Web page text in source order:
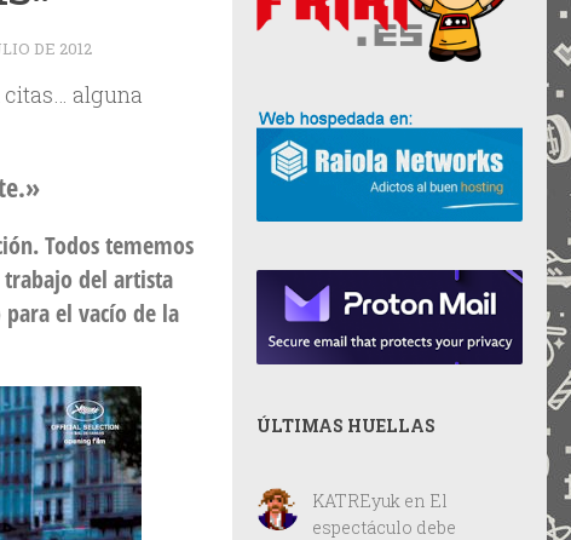
DE 2012
alguna
Todos tememos
del artista
el vacío de la
ÚLTIMAS HUELLAS
KATREyuk en El
espectáculo debe